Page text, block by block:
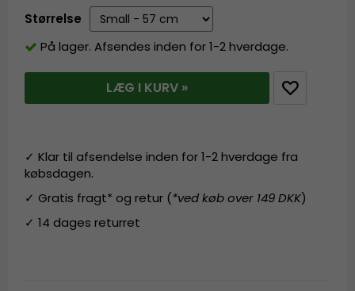
Størrelse
På lager. Afsendes inden for 1-2 hverdage.
LÆG I KURV »
✓ Klar til afsendelse inden for 1-2 hverdage fra
købsdagen.
✓ Gratis fragt* og retur (*ved køb over 149 DKK)
✓ 14 dages returret